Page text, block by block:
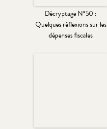
Décryptage N°50 :
Quelques réflexions sur les
dépenses fiscales